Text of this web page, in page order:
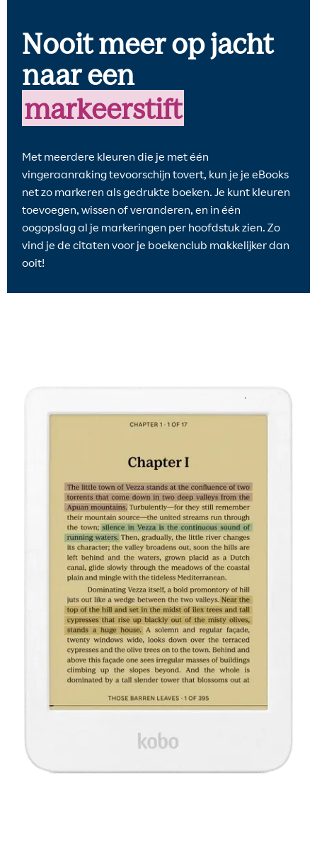
Nooit meer op jacht
naar een
markeerstift
Met meerdere kleuren die je met één
vingeraanraking tevoorschijn tovert, kun je je eBooks
net zo markeren als gedrukte boeken. Je kunt kleuren
toevoegen, wissen of veranderen, en in één
oogopslag al je markeringen per hoofdstuk zien. Zo
vind je de citaten voor je boekenclub makkelijker dan
ooit!